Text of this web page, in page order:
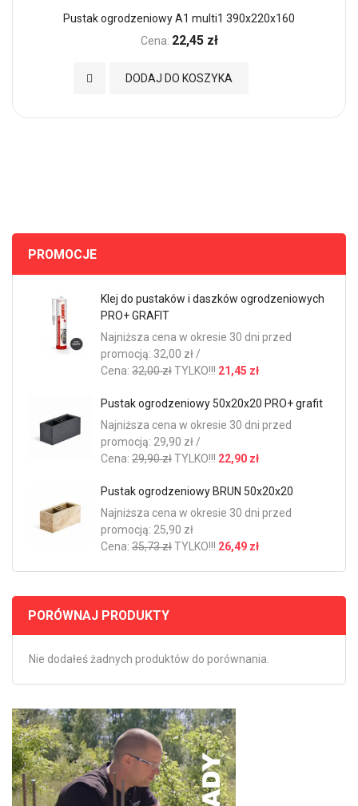
Pustak ogrodzeniowy A1 multi1 390x220x160
Cena: 22,45 zł
DODAJ DO KOSZYKA
Dodaj do Ulubionych
PROMOCJE
Klej do pustaków i daszków ogrodzeniowych
PRO+ GRAFIT
Najniższa cena w okresie 30 dni przed
promocją: 32,00 zł /
Cena: 32,00 złTYLKO!!! 21,45 zł
Pustak ogrodzeniowy 50x20x20 PRO+ grafit
Najniższa cena w okresie 30 dni przed
promocją: 29,90 zł /
Cena: 29,90 złTYLKO!!! 22,90 zł
Pustak ogrodzeniowy BRUN 50x20x20
Najniższa cena w okresie 30 dni przed
promocją: 25,90 zł
Cena: 35,73 złTYLKO!!! 26,49 zł
PORÓWNAJ PRODUKTY
Nie dodałeś żadnych produktów do porównania.